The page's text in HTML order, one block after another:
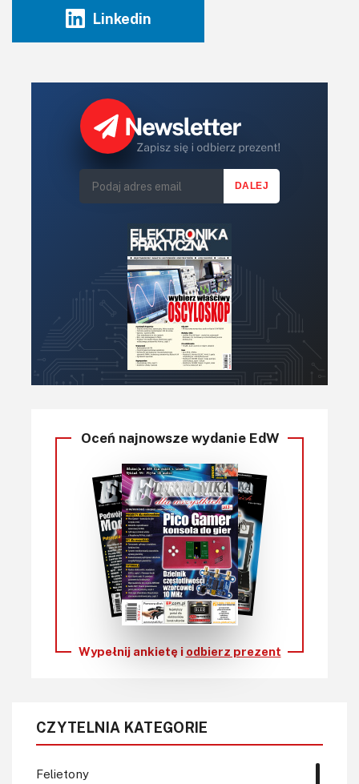
Linkedin
Oceń najnowsze wydanie EdW
Wypełnij ankietę i odbierz prezent
CZYTELNIA KATEGORIE
Felietony